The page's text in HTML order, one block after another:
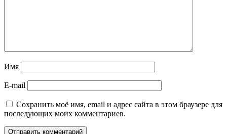
Имя
E-mail
Сохранить моё имя, email и адрес сайта в этом браузере для
последующих моих комментариев.